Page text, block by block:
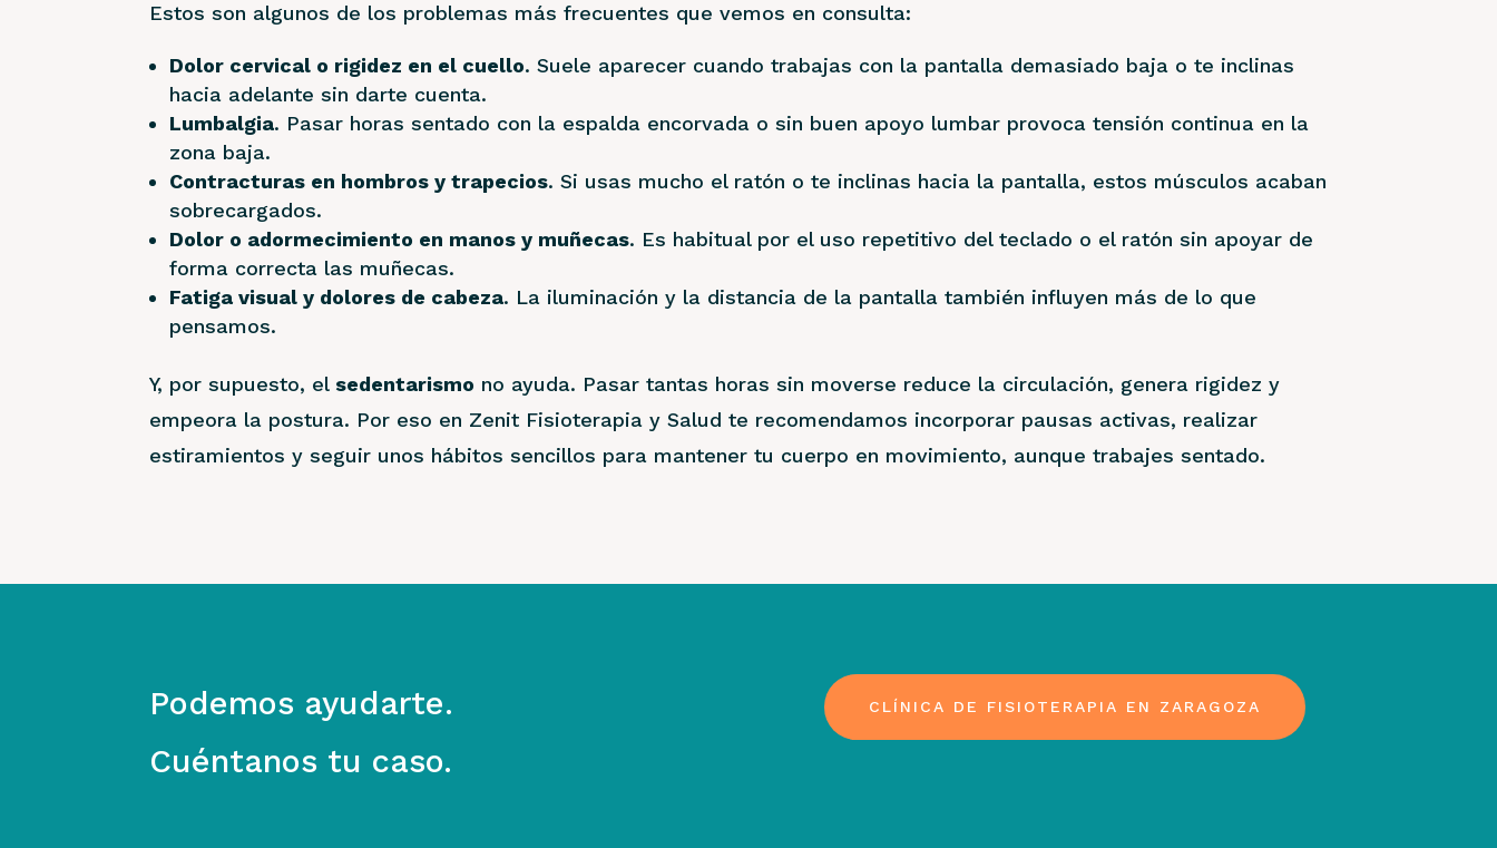
Estos son algunos de los problemas más frecuentes que vemos en consulta:
Dolor cervical o rigidez en el cuello. Suele aparecer cuando trabajas con la pantalla demasiado baja o te inclinas
hacia adelante sin darte cuenta.
Lumbalgia. Pasar horas sentado con la espalda encorvada o sin buen apoyo lumbar provoca tensión continua en la
zona baja.
Contracturas en hombros y trapecios. Si usas mucho el ratón o te inclinas hacia la pantalla, estos músculos acaban
sobrecargados.
Dolor o adormecimiento en manos y muñecas. Es habitual por el uso repetitivo del teclado o el ratón sin apoyar de
forma correcta las muñecas.
Fatiga visual y dolores de cabeza. La iluminación y la distancia de la pantalla también influyen más de lo que
pensamos.
Y, por supuesto, el sedentarismo no ayuda. Pasar tantas horas sin moverse reduce la circulación, genera rigidez y
empeora la postura. Por eso en Zenit Fisioterapia y Salud te recomendamos incorporar pausas activas, realizar
estiramientos y seguir unos hábitos sencillos para mantener tu cuerpo en movimiento, aunque trabajes sentado.
Podemos ayudarte.
Cuéntanos tu caso.
CLÍNICA DE FISIOTERAPIA EN ZARAGOZA